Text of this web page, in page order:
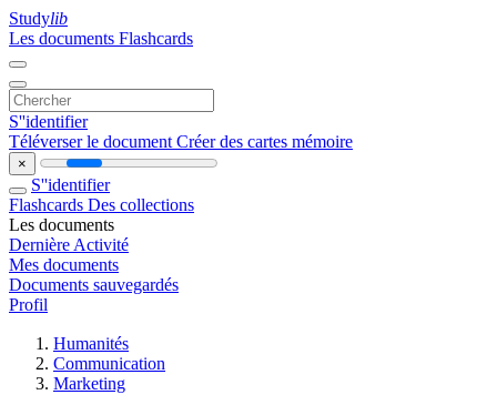
Studylib
Les documents Flashcards
S''identifier
Téléverser le document Créer des cartes mémoire
×
S''identifier
Flashcards Des collections
Les documents
Dernière Activité
Mes documents
Documents sauvegardés
Profil
Humanités
Communication
Marketing